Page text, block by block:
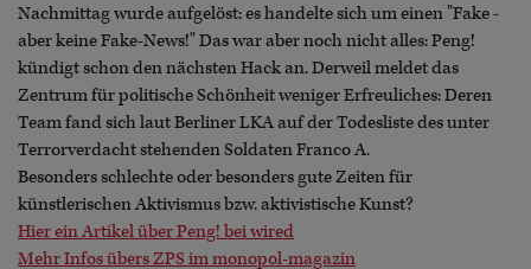
Nachmittag wurde aufgelöst: es handelte sich um einen "Fake -
aber keine Fake-News!" Das war aber noch nicht alles: Peng!
kündigt schon den nächsten Hack an. Derweil meldet das
Zentrum für politische Schönheit weniger Erfreuliches: Deren
Team fand sich laut Berliner LKA auf der Todesliste des unter
Terrorverdacht stehenden Soldaten Franco A.
Besonders schlechte oder besonders gute Zeiten für
künstlerischen Aktivismus bzw. aktivistische Kunst?
Hier ein Artikel über Peng! bei wired
Mehr Infos übers ZPS im monopol-magazin